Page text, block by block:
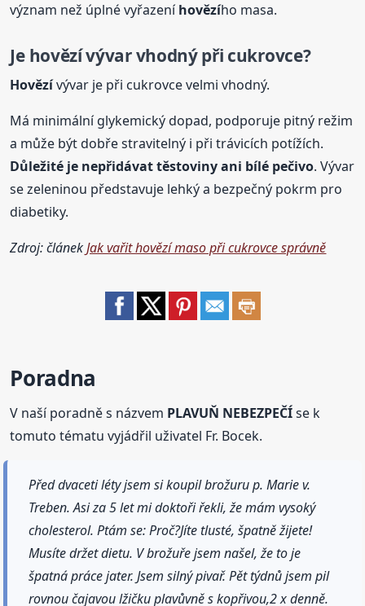
význam než úplné vyřazeníhovězího masa.
Je hovězívývar vhodný při cukrovce?
Hovězívývar je při cukrovce velmi vhodný.
Má minimální glykemický dopad, podporuje pitný režim
a může být dobře stravitelný i při trávicích potížích.
Důležité je nepřidávat těstoviny ani bílé pečivo. Vývar
se zeleninou představuje lehký a bezpečný pokrm pro
diabetiky.
Zdroj: článekJak vařit hovězí maso při cukrovce správně
Poradna
V naší poradně s názvem PLAVUŇ NEBEZPEČÍse k
tomuto tématu vyjádřil uživatel Fr. Bocek.
Před dvaceti léty jsem si koupil brožuru p. Marie v.
Treben. Asi za 5 let mi doktoři řekli, že mám vysoký
cholesterol. Ptám se: Proč?Jíte tlusté, špatně žijete!
Musíte držet dietu. V brožuře jsem našel, že to je
špatná práce jater. Jsem silný pivař. Pět týdnů jsem pil
rovnou čajavou lžičku plavůvně s kopřivou,2 x denně.